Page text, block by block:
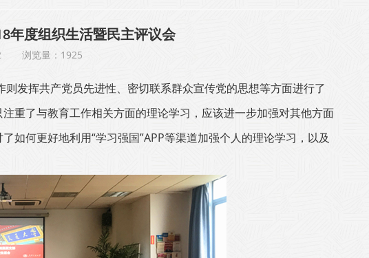
年度组织生活暨民主评议会
浏览量：1925
发挥共产党员先进性、密切联系群众宣传党的思想等方面进行了
重了与教育工作相关方面的理论学习，应该进一步加强对其他方面
如何更好地利用“学习强国”APP等渠道加强个人的理论学习，以及